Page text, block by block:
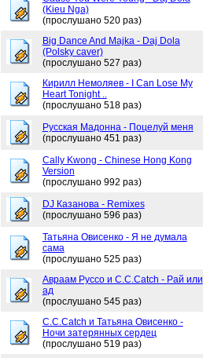
(Kieu Nga)
(прослушано 520 раз)
Big Dance And Majka - Daj Dola
(Polsky caver)
(прослушано 527 раз)
Кирилл Немоляев - I Can Lose My
Heart Tonight ..
(прослушано 518 раз)
Русская Мадонна - Поцелуй меня
(прослушано 451 раз)
Cally Kwong - Chinese Hong Kong
Version
(прослушано 992 раз)
DJ Казанова - Remixes
(прослушано 596 раз)
Татьяна Овисенко - Я не думала
сама
(прослушано 525 раз)
Авраам Руссо и C.C.Catch - Рай или
ад
(прослушано 545 раз)
C.C.Catch и Татьяна Овисенко -
Ночи затерянных сердец
(прослушано 519 раз)